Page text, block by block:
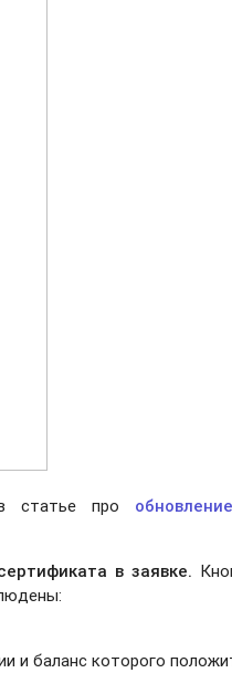
статье про
в заявке.
и баланс которого